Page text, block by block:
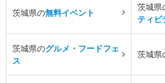
茨城県の無料イベント
茨城県
ティビ
茨城県のグルメ・フードフェ
ス
茨城県